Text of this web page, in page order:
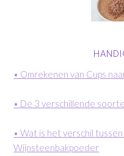
• Omrekenen van Cups
• De 3 verschillende
• Wat is het verschil
Wijnsteenbakpoeder